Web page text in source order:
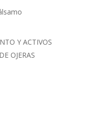
Y ACTIVOS
OJERAS